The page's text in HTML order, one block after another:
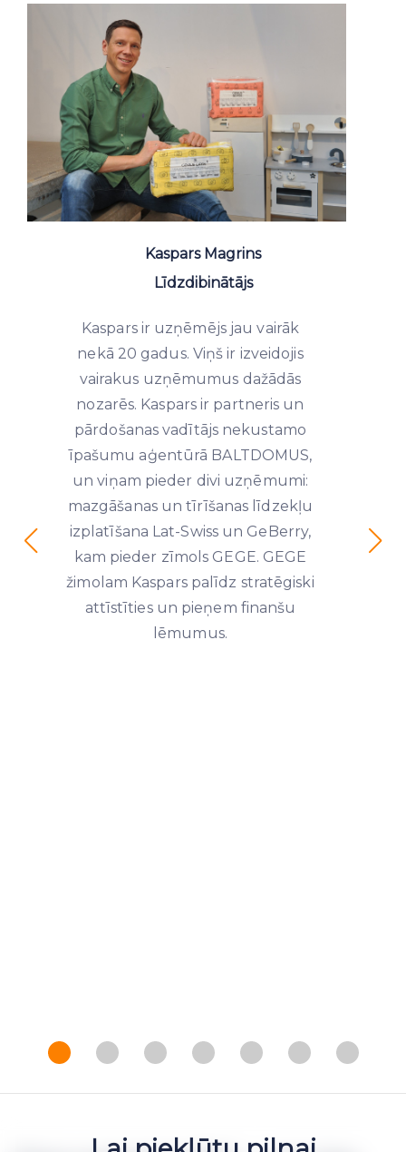
Kaspars Magrins
Līdzdibinātājs
Kaspars ir uzņēmējs jau vairāk
nekā 20 gadus. Viņš ir izveidojis
vairakus uzņēmumus dažādās
nozarēs. Kaspars ir partneris un
pārdošanas vadītājs nekustamo
īpašumu aģentūrā BALTDOMUS,
un viņam pieder divi uzņēmumi:
mazgāšanas un tīrīšanas līdzekļu
izplatīšana Lat-Swiss un GeBerry,
kam pieder zīmols GEGE. GEGE
žimolam Kaspars palīdz stratēgiski
attīstīties un pieņem finanšu
lēmumus.